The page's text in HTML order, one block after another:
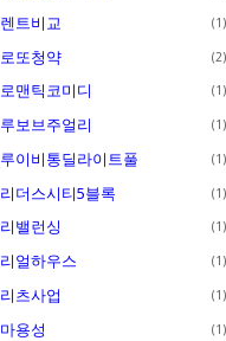
렌트비교 1
로또청약 2
로맨틱코미디 1
루보브주얼리 1
루이비통딜라이트풀 1
리더스시티5블록 1
리밸런싱 1
리얼하우스 1
리츠사업 1
마용성 1